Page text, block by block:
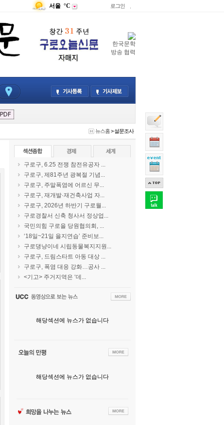
서울 °C 로그인
한국문학
방송 협력
뉴스홈>설문조사
구로구, 6.25 전쟁 참전유공자 ...
구로구, 제81주년 광복절 기념...
구로구, 주말폭염에 어르신 무...
구로구, 재개발·재건축사업 자...
구로구, 2026년 하반기 구로월...
구로경찰서 신축 청사서 정상업...
국민의힘 구로을 당원협의회, ...
‘18일~21일 을지연습’ 준비보...
구로댕냥이네 시립동물복지지원...
구로구, 드림스타트 아동 대상 ...
구로구, 폭염 대응 강화…공사 ...
<기고> 주거지역은 ‘데...
해당섹션에 뉴스가 없습니다
해당섹션에 뉴스가 없습니다